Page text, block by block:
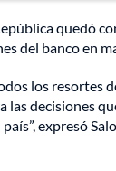
quedó
del banco en
los resortes
las decisiones
expresó